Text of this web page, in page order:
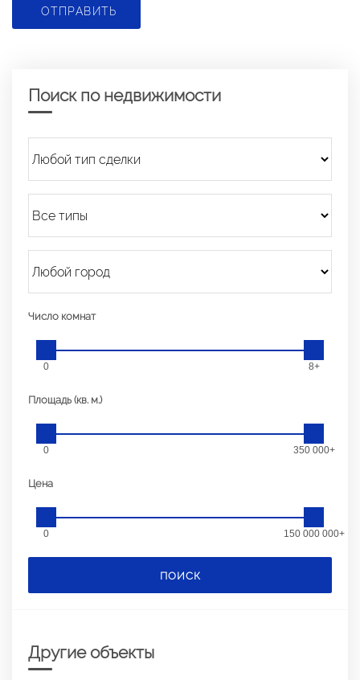
ОТПРАВИТЬ
Поиск по недвижимости
Число комнат
0 8+
Площадь (кв. м.)
0 350 000+
Цена
0 150 000 000+
ПОИСК
Другие объекты